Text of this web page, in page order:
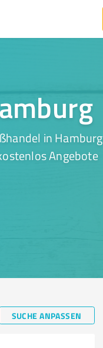
in Hamburg
Angebote
SUCHE ANPASSEN